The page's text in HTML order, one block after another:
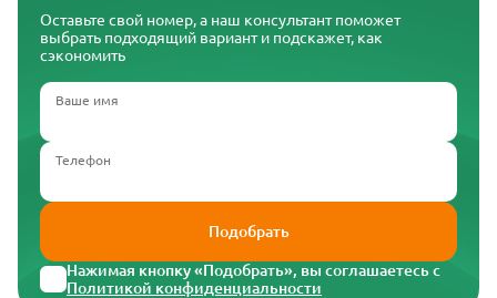
Оставьте свой номер, а наш консультант поможет
выбрать подходящий вариант и подскажет, как
сэкономить
Ваше имя
Телефон
Подобрать
Нажимая кнопку «Подобрать», вы соглашаетесь с
Политикой конфиденциальности